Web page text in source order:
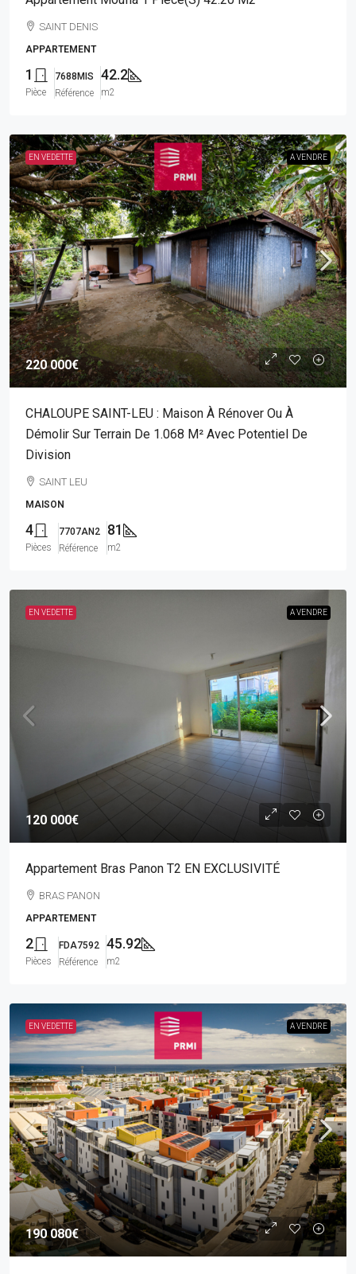
SAINT DENIS
APPARTEMENT
1
Pièce
7688MIS
Référence
42.2
m2
EN VEDETTE A VENDRE
220 000€
CHALOUPE SAINT-LEU : Maison À Rénover Ou À
Démolir Sur Terrain De 1.068 M² Avec Potentiel De
Division
SAINT LEU
MAISON
4
Pièces
7707AN2
Référence
81
m2
EN VEDETTE A VENDRE
120 000€
Appartement Bras Panon T2 EN EXCLUSIVITÉ
BRAS PANON
APPARTEMENT
2
Pièces
FDA7592
Référence
45.92
m2
EN VEDETTE A VENDRE
190 080€